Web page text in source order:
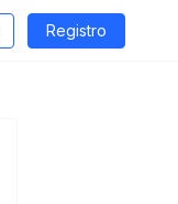
Registro